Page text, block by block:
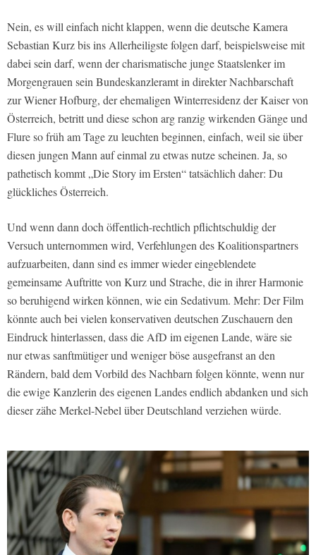
Nein, es will einfach nicht klappen, wenn die deutsche Kamera
Sebastian Kurz bis ins Allerheiligste folgen darf, beispielsweise mit
dabei sein darf, wenn der charismatische junge Staatslenker im
Morgengrauen sein Bundeskanzleramt in direkter Nachbarschaft
zur Wiener Hofburg, der ehemaligen Winterresidenz der Kaiser von
Österreich, betritt und diese schon arg ranzig wirkenden Gänge und
Flure so früh am Tage zu leuchten beginnen, einfach, weil sie über
diesen jungen Mann auf einmal zu etwas nutze scheinen. Ja, so
pathetisch kommt „Die Story im Ersten“ tatsächlich daher: Du
glückliches Österreich.
Und wenn dann doch öffentlich-rechtlich pflichtschuldig der
Versuch unternommen wird, Verfehlungen des Koalitionspartners
aufzuarbeiten, dann sind es immer wieder eingeblendete
gemeinsame Auftritte von Kurz und Strache, die in ihrer Harmonie
so beruhigend wirken können, wie ein Sedativum. Mehr: Der Film
könnte auch bei vielen konservativen deutschen Zuschauern den
Eindruck hinterlassen, dass die AfD im eigenen Lande, wäre sie
nur etwas sanftmütiger und weniger böse ausgefranst an den
Rändern, bald dem Vorbild des Nachbarn folgen könnte, wenn nur
die ewige Kanzlerin des eigenen Landes endlich abdanken und sich
dieser zähe Merkel-Nebel über Deutschland verziehen würde.